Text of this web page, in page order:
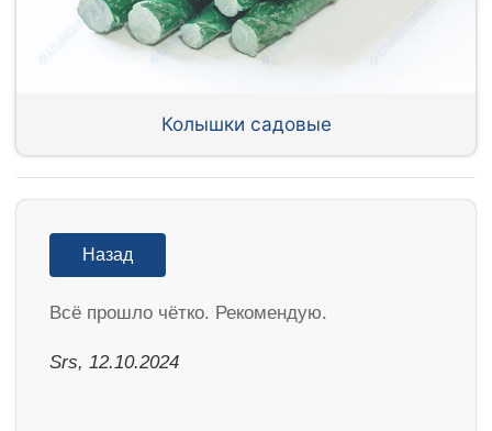
Колышки садовые
Назад
Всё прошло чётко. Рекомендую.
Srs, 12.10.2024